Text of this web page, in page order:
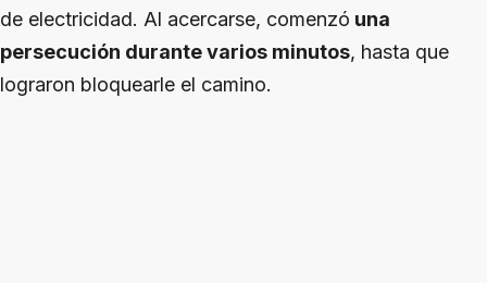
de electricidad. Al acercarse, comenzó una
persecución durante varios minutos, hasta que
lograron bloquearle el camino.